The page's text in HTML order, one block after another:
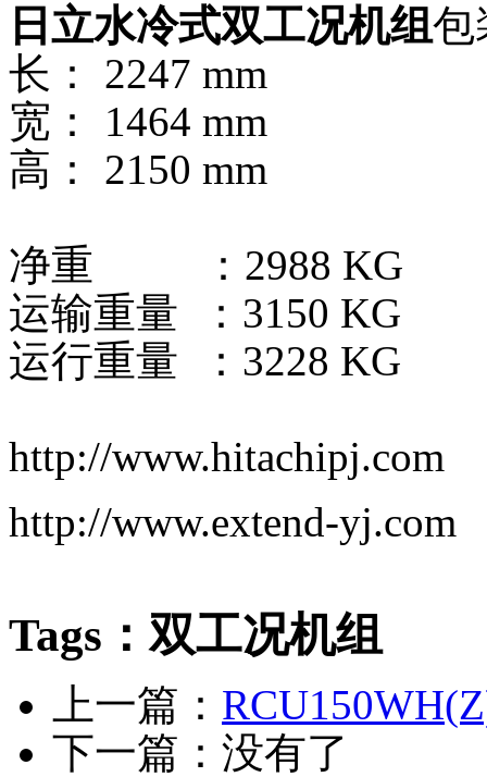
日立水冷式双工况机组包
长： 2247 mm
宽： 1464 mm
高： 2150 mm
净重 ：2988 KG
运输重量 ：3150 KG
运行重量 ：3228 KG
http://www.hitachipj.com
http://www.extend-yj.com
Tags：双工况机组
上一篇：
下一篇：没有了